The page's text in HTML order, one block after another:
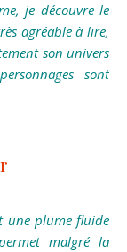
je découvre le
agréable à lire,
son univers
sont
une plume fluide
malgré la